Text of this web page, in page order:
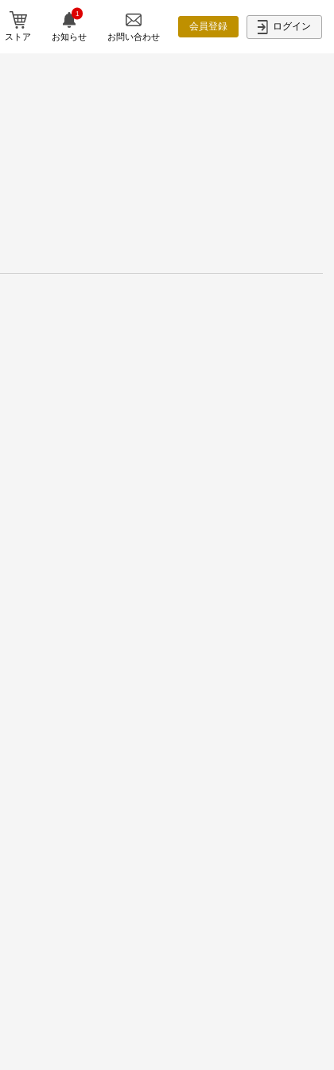
ストア
1
お知らせ お問い合わせ
会員登録 ログイン